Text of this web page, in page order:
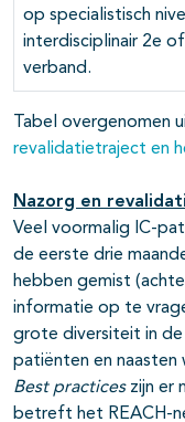
op specialistisch
interdisciplinair 2e
verband.
Tabel overgenomen
revalidatietraject en
Nazorg en
Veel voormalig IC-
de eerste drie
hebben gemist
informatie op te
grote diversiteit in de
patiënten en naasten
Best practiceszijn er
betreft het REACH-